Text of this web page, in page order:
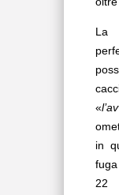
La
«
in
22